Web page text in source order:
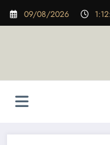
Saltar
09/08/2026